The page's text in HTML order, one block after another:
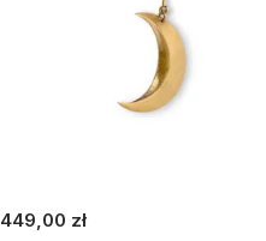
449,00 zł